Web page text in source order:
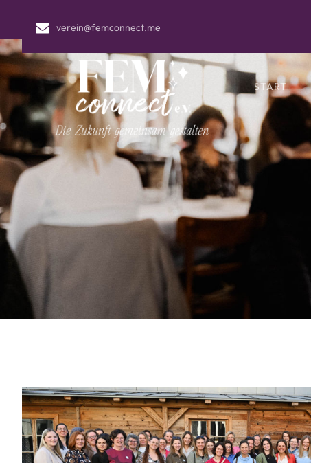
verein@femconnect.me
START